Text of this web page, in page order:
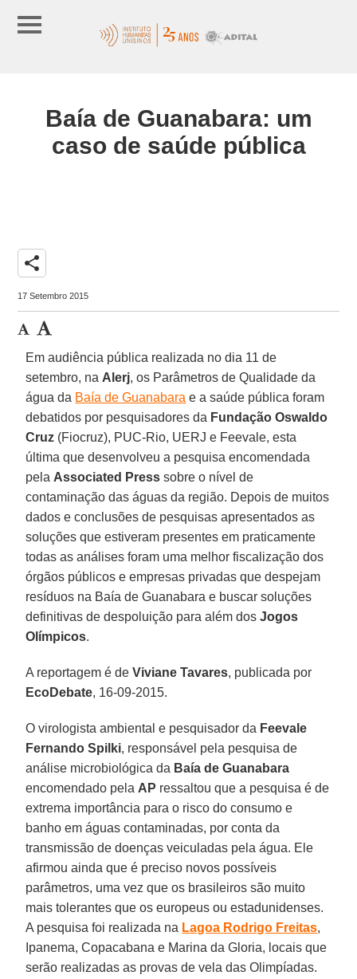
Baía de Guanabara: um
caso de saúde pública
share
17 Setembro 2015
Em audiência pública realizada no dia 11 de
setembro, na Alerj, os Parâmetros de Qualidade da
água da Baía de Guanabara e a saúde pública foram
debatidos por pesquisadores da Fundação Oswaldo
Cruz (Fiocruz), PUC-Rio, UERJ e Feevale, esta
última que desenvolveu a pesquisa encomendada
pela Associated Press sobre o nível de
contaminação das águas da região. Depois de muitos
dados e conclusões de pesquisas apresentados as
soluções que estiveram presentes em praticamente
todas as análises foram uma melhor fiscalização dos
órgãos públicos e empresas privadas que despejam
resíduos na Baía de Guanabara e buscar soluções
definitivas de despoluição para além dosJogos
Olímpicos.
A reportagem é deViviane Tavares, publicada por
EcoDebate, 16-09-2015.
O virologista ambiental e pesquisador da Feevale
Fernando Spilki, responsável pela pesquisa de
análise microbiológica da Baía de Guanabara
encomendado pela AP ressaltou que a pesquisa é de
extrema importância para o risco do consumo e
banho em águas contaminadas, por conta da
transmissão de doenças veiculadas pela água. Ele
afirmou ainda que é preciso novos possíveis
parâmetros, uma vez que os brasileiros são muito
mais tolerantes que os europeus ou estadunidenses.
A pesquisa foi realizada na Lagoa Rodrigo Freitas,
Ipanema, Copacabana e Marina da Gloria, locais que
serão realizadas as provas de vela das Olimpíadas.